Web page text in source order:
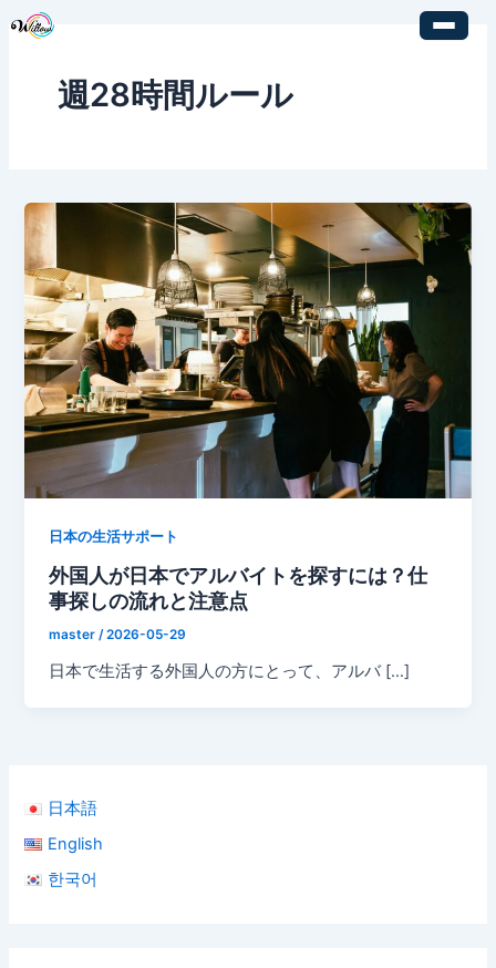
日本語
English
한국어
週28時間ルール
日本の生活サポート
外国人が日本でアルバイトを探すには？仕
事探しの流れと注意点
master /2026-05-29
日本で生活する外国人の方にとって、アルバ […]